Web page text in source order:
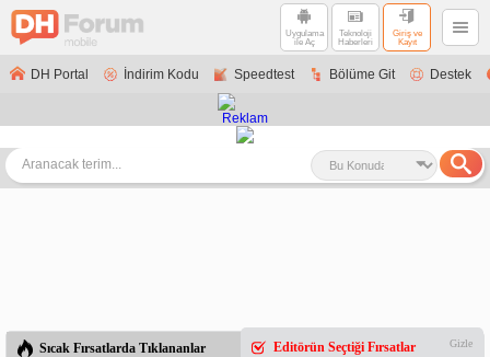
Uygulama
ile Aç
Teknoloji
Haberleri
Giriş ve
Kayıt
DH Portal İndirim Kodu Speedtest Bölüme Git Destek
Sıcak Fırsatlarda Tıklananlar Editörün Seçtiği Fırsatlar Gizle